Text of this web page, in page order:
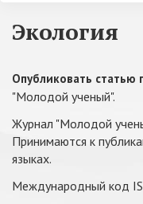
Экология
Опубликовать статью
"Молодой ученый".
Журнал "Молодой
Принимаются к
языках.
Международный код